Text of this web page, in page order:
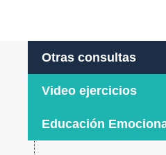
Otras consultas
Video ejercicios
Educación